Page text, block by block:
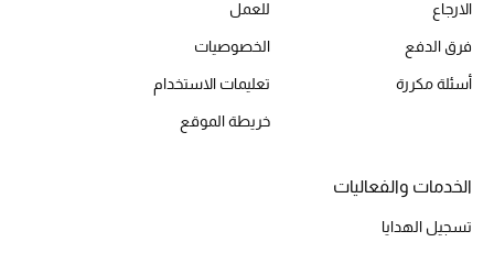
تسوقوا الأحذية
الارجاع
فرق الدفع
أسئلة مكررة
للعمل
الخصوصيات
تعليمات الاستخدام
خريطة الموقع
الخدمات والفعاليات
تسجيل الهدايا